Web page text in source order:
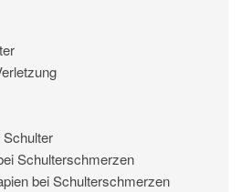
Schulterschmerzen
bei Schulterschmerzen